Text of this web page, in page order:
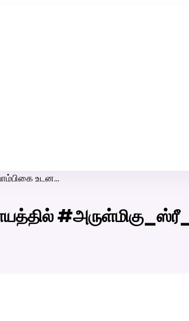
உடன…
இலவச திருமண சேவை! வாட்ஸப் எண்: